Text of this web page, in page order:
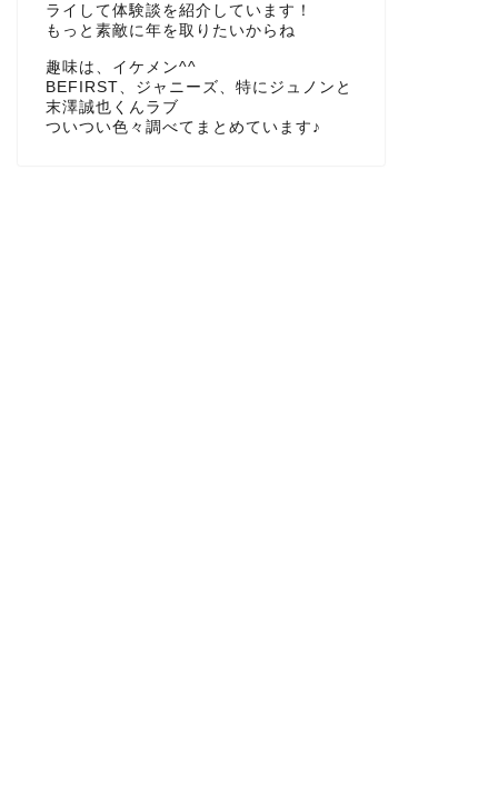
ライして体験談を紹介しています！
もっと素敵に年を取りたいからね
趣味は、イケメン^^
BEFIRST、ジャニーズ、特にジュノンと
末澤誠也くんラブ
ついつい色々調べてまとめています♪